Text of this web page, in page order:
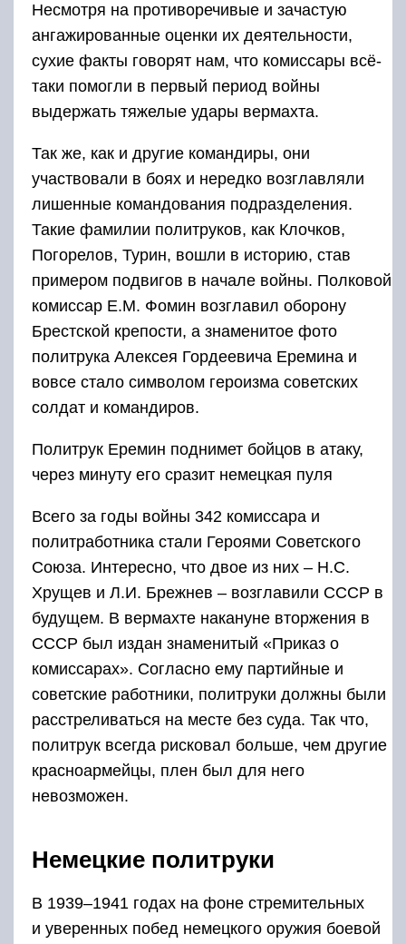
Несмотря на противоречивые и зачастую
ангажированные оценки их деятельности,
сухие факты говорят нам, что комиссары всё-
таки помогли в первый период войны
выдержать тяжелые удары вермахта.
Так же, как и другие командиры, они
участвовали в боях и нередко возглавляли
лишенные командования подразделения.
Такие фамилии политруков, как Клочков,
Погорелов, Турин, вошли в историю, став
примером подвигов в начале войны. Полковой
комиссар Е.М. Фомин возглавил оборону
Брестской крепости, а знаменитое фото
политрука Алексея Гордеевича Еремина и
вовсе стало символом героизма советских
солдат и командиров.
Политрук Еремин поднимет бойцов в атаку,
через минуту его сразит немецкая пуля
Всего за годы войны 342 комиссара и
политработника стали Героями Советского
Союза. Интересно, что двое из них – Н.С.
Хрущев и Л.И. Брежнев – возглавили СССР в
будущем. В вермахте накануне вторжения в
СССР был издан знаменитый «Приказ о
комиссарах». Согласно ему партийные и
советские работники, политруки должны были
расстреливаться на месте без суда. Так что,
политрук всегда рисковал больше, чем другие
красноармейцы, плен был для него
невозможен.
Немецкие политруки
В 1939–1941 годах на фоне стремительных
и уверенных побед немецкого оружия боевой